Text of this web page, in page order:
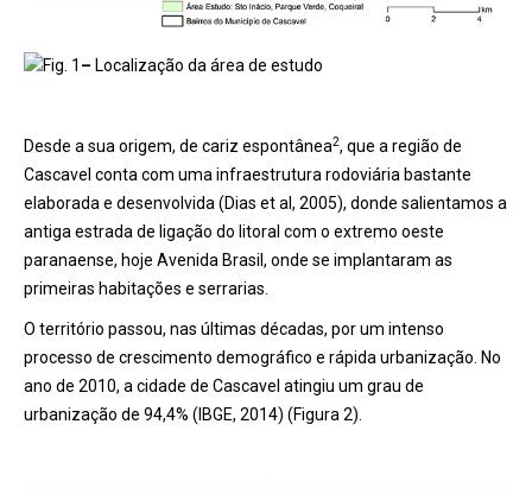
Fig. 1 – Localização da área de estudo
Desde a sua origem, de cariz espontânea2, que a região de
Cascavel conta com uma infraestrutura rodoviária bastante
elaborada e desenvolvida (Dias et al, 2005), donde salientamos a
antiga estrada de ligação do litoral com o extremo oeste
paranaense, hoje Avenida Brasil, onde se implantaram as
primeiras habitações e serrarias.
O território passou, nas últimas décadas, por um intenso
processo de crescimento demográfico e rápida urbanização. No
ano de 2010, a cidade de Cascavel atingiu um grau de
urbanização de 94,4% (IBGE, 2014) (Figura 2).